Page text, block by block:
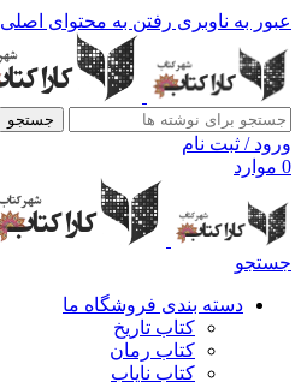
عبور به ناوبری رفتن به محتوای اصلی
جستجو
ورود / ثبت نام
0 موارد
جستجو
دسته بندی فروشگاه ما
کتاب تاریخ
کتاب رمان
کتاب نایاب